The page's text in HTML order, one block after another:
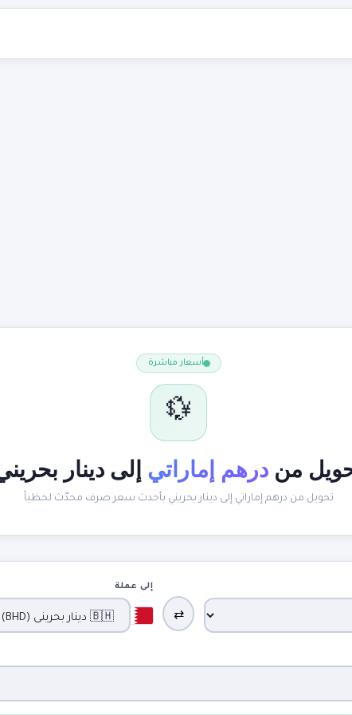
أسعار مباشرة
💱
مندرهم إماراتي إلى دينار
تحويل من درهم إماراتي إلى دينار بحريني بأحدث سعر صرف محدّث لحظياً
⇄
إلى عملة